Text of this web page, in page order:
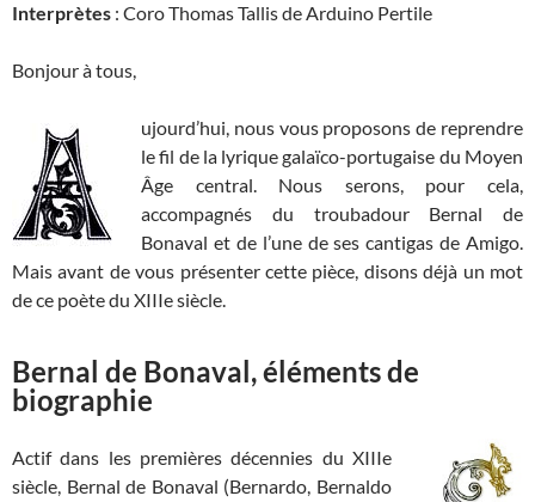
Interprètes : Coro Thomas Tallis de Arduino Pertile
Bonjour à tous,
ujourd’hui, nous vous proposons de reprendre
le fil de la lyrique galaïco-portugaise du Moyen
Âge central. Nous serons, pour cela,
accompagnés du troubadour Bernal de
Bonaval et de l’une de ses cantigas de Amigo.
Mais avant de vous présenter cette pièce, disons déjà un mot
de ce poète du XIIIe siècle.
Bernal de Bonaval, éléments de
biographie
Actif dans les premières décennies du XIIIe
siècle, Bernal de Bonaval (Bernardo, Bernaldo